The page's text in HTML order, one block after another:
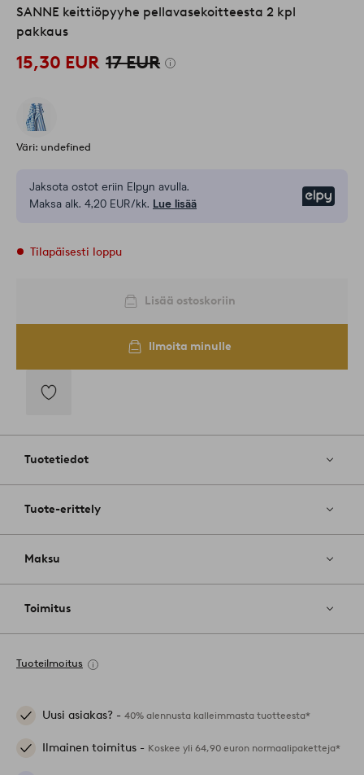
SANNE keittiöpyyhe pellavasekoitteesta 2 kpl
pakkaus
15,30 EUR 17 EUR
Väri: undefined
Jaksota ostot eriin Elpyn avulla.
Maksa alk. 4,20 EUR/kk. Lue lisää
Tilapäisesti loppu
Lisää ostoskoriin
Ilmoita minulle
suosikkeihin
Tuotetiedot
Tuote-erittely
Maksu
Toimitus
Tuoteilmoitus
Uusi asiakas? - 40% alennusta kalleimmasta tuotteesta*
Ilmainen toimitus - Koskee yli 64,90 euron normaalipaketteja*